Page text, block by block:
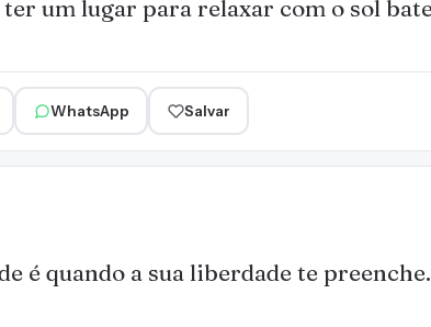
um lugar para relaxar com o sol
WhatsApp Salvar
é quando a sua liberdade te preenche.